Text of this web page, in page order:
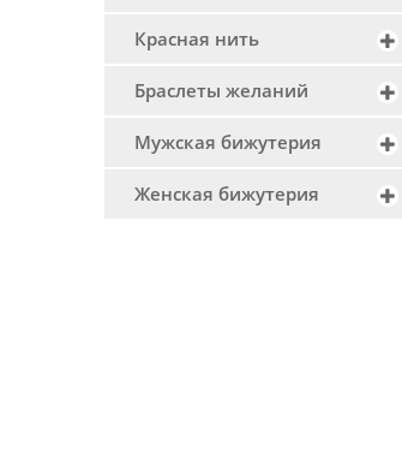
Красная нить
Браслеты желаний
Мужская бижутерия
Женская бижутерия